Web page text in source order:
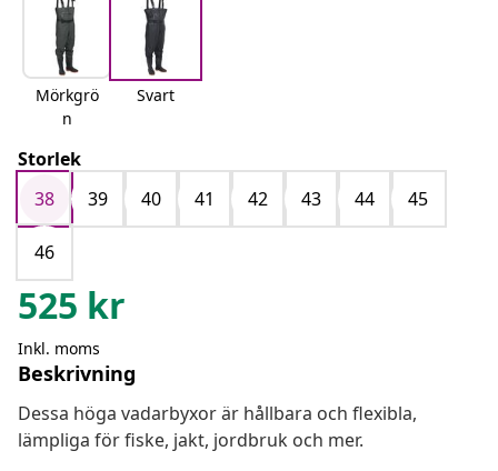
Mörkgrö
n
Svart
Storlek
38
39 40 41 42 43 44 45
46
525 kr
Inkl. moms
Beskrivning
Dessa höga vadarbyxor är hållbara och flexibla,
lämpliga för fiske, jakt, jordbruk och mer.